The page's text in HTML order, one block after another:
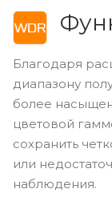
Благодаря
диапазону
более
цветовой
сохранить
или
наблюдения.